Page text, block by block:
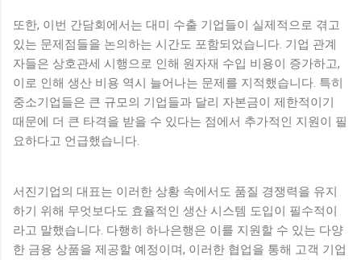
또한, 이번 간담회에서는 대미 수출 기업들이 실제적으로 겪고
있는 문제점들을 논의하는 시간도 포함되었습니다. 기업 관계
자들은 상호관세 시행으로 인해 원자재 수입 비용이 증가하고,
이로 인해 생산 비용 역시 늘어나는 문제를 지적했습니다. 특히
중소기업들은 큰 규모의 기업들과 달리 자본금이 제한적이기
때문에 더 큰 타격을 받을 수 있다는 점에서 추가적인 지원이 필
요하다고 언급했습니다.
서진기업의 대표는 이러한 상황 속에서도 품질 경쟁력을 유지
하기 위해 무엇보다도 효율적인 생산 시스템 도입이 필수적이
라고 말했습니다. 다행히 하나은행은 이를 지원할 수 있는 다양
한 금융 상품을 제공할 예정이며, 이러한 협업을 통해 고객 기업